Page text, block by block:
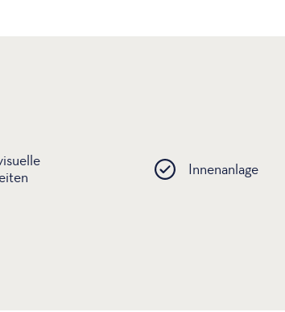
Innenanlage